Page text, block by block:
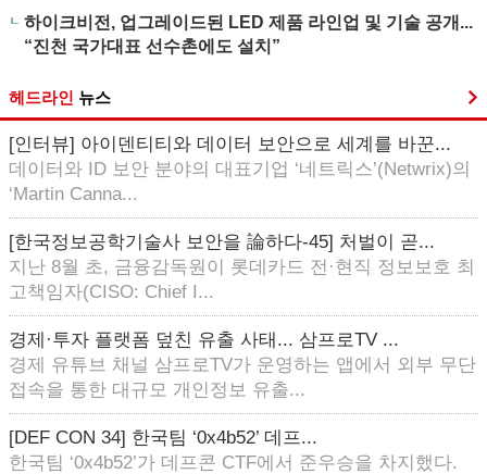
하이크비전, 업그레이드된 LED 제품 라인업 및 기술 공개...
“진천 국가대표 선수촌에도 설치”
헤드라인 뉴스
[인터뷰] 아이덴티티와 데이터 보안으로 세계를 바꾼...
데이터와 ID 보안 분야의 대표기업 ‘네트릭스’(Netwrix)의
‘Martin Canna...
[한국정보공학기술사 보안을 論하다-45] 처벌이 곧...
지난 8월 초, 금융감독원이 롯데카드 전·현직 정보보호 최
고책임자(CISO: Chief I...
경제·투자 플랫폼 덮친 유출 사태... 삼프로TV ...
경제 유튜브 채널 삼프로TV가 운영하는 앱에서 외부 무단
접속을 통한 대규모 개인정보 유출...
[DEF CON 34] 한국팀 ‘0x4b52’ 데프...
한국팀 ‘0x4b52’가 데프콘 CTF에서 준우승을 차지했다.